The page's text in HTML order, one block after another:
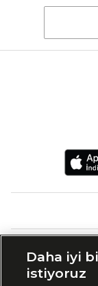
Daha iyi
istiyoruz